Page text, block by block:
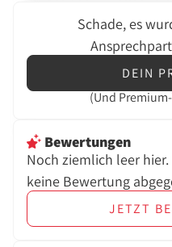
Schade, es
DEIN
(Und
Bewertungen
Noch ziemlich leer
keine Bewertung
JETZT